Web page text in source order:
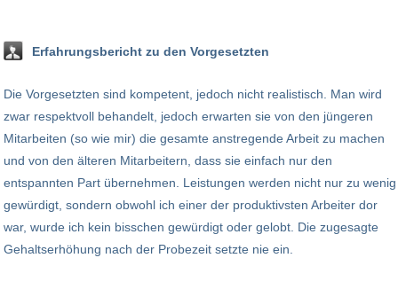
Erfahrungsbericht zu den Vorgesetzten
Die Vorgesetzten sind kompetent, jedoch nicht realistisch. Man wird
zwar respektvoll behandelt, jedoch erwarten sie von den jüngeren
Mitarbeiten (so wie mir) die gesamte anstregende Arbeit zu machen
und von den älteren Mitarbeitern, dass sie einfach nur den
entspannten Part übernehmen. Leistungen werden nicht nur zu wenig
gewürdigt, sondern obwohl ich einer der produktivsten Arbeiter dor
war, wurde ich kein bisschen gewürdigt oder gelobt. Die zugesagte
Gehaltserhöhung nach der Probezeit setzte nie ein.